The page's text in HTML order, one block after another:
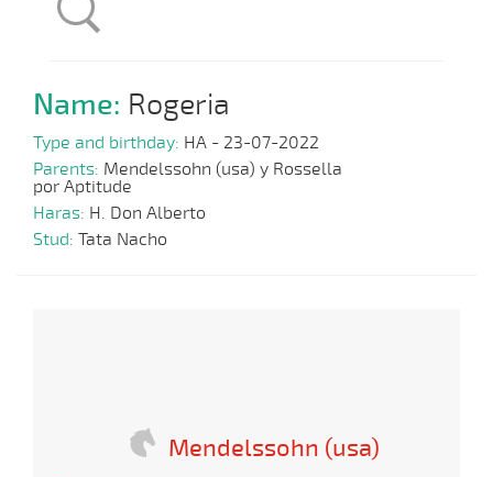
Name: Rogeria
Type and birthday: HA - 23-07-2022
Parents: Mendelssohn (usa) y Rossella
por Aptitude
Haras: H. Don Alberto
Stud: Tata Nacho
Mendelssohn (usa)